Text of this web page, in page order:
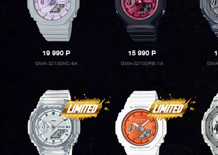
19 990P
GMA-S2100NC-8A
15 990P
GMA-S2100RB-1A